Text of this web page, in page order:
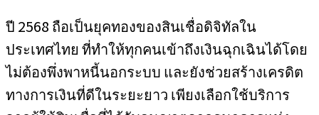
ปี 2568 ถือเป็นยุคทองของสินเชื่อดิจิทัลใน
ประเทศไทย ที่ทำให้ทุกคนเข้าถึงเงินฉุกเฉินได้โดย
ไม่ต้องพึ่งพาหนี้นอกระบบ และยังช่วยสร้างเครดิต
ทางการเงินที่ดีในระยะยาว เพียงเลือกใช้บริการ